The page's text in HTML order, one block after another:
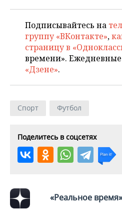
Подписывайтесь на
группу «ВКонтакте»,
страницу в
времени».
«Дзене».
Спорт Футбол
Поделитесь в соцсетях
«Реальное